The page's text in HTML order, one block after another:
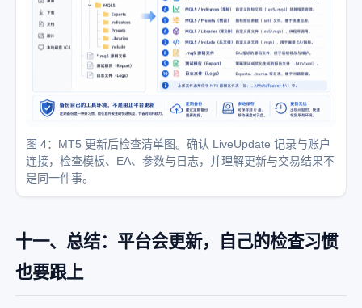
图 4：MT5 更新后检查清单图。确认 LiveUpdate 记录与账户
连接，检查模板、EA、参数与日志，并理解更新与交易结果不
是同一件事。
十一、总结：平台会更新，自己的检查习惯
也要跟上